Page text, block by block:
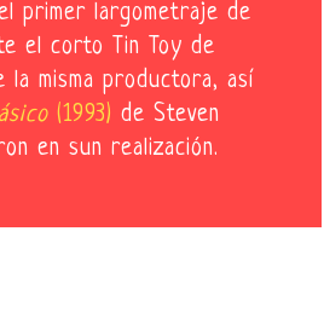
primer largometraje de
el corto Tin Toy de
la misma productora, así
(1993) de Steven
en sun realización.